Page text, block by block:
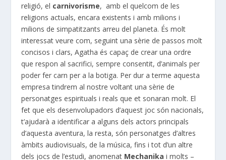
religió, el carnivorisme, amb el quelcom de les
religions actuals, encara existents i amb milions i
milions de simpatitzants arreu del planeta. És molt
interessat veure com, seguint una sèrie de passos molt
concisos i clars, Agatha és capaç de crear una ordre
que respon al sacrifici, sempre consentit, d’animals per
poder fer carn per a la botiga. Per dur a terme aquesta
empresa tindrem al nostre voltant una sèrie de
personatges espirituals i reals que et sonaran molt. El
fet que els desenvolupadors d’aquest joc són nacionals,
t’ajudarà a identificar a alguns dels actors principals
d’aquesta aventura, la resta, són personatges d’altres
àmbits audiovisuals, de la música, fins i tot d’un altre
dels jocs de l’estudi, anomenat Mechanika i molts –